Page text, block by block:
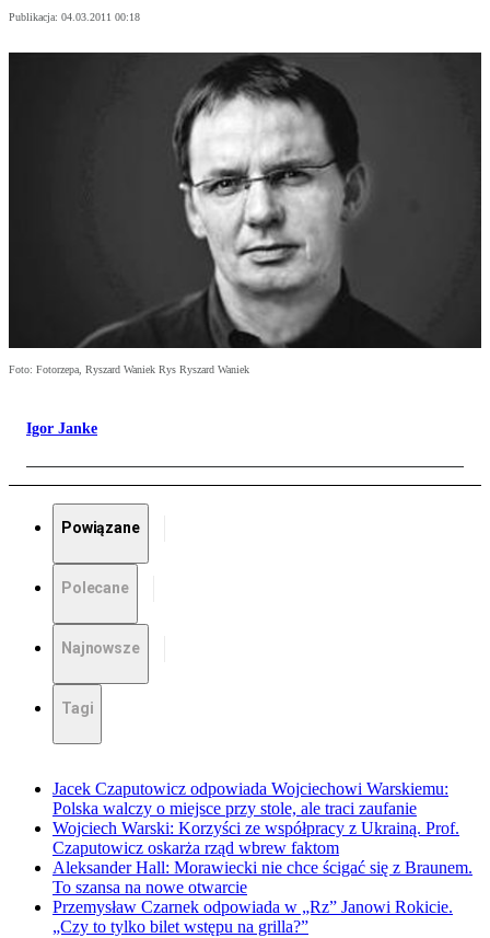
Publikacja: 04.03.2011 00:18
Foto: Fotorzepa, Ryszard Waniek Rys Ryszard Waniek
Igor Janke
Powiązane
Polecane
Najnowsze
Tagi
Jacek Czaputowicz odpowiada Wojciechowi Warskiemu:
Polska walczy o miejsce przy stole, ale traci zaufanie
Wojciech Warski: Korzyści ze współpracy z Ukrainą. Prof.
Czaputowicz oskarża rząd wbrew faktom
Aleksander Hall: Morawiecki nie chce ścigać się z Braunem.
To szansa na nowe otwarcie
Przemysław Czarnek odpowiada w „Rz” Janowi Rokicie.
„Czy to tylko bilet wstępu na grilla?”